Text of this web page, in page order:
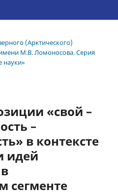
(Арктического)
М.В. Ломоносова. Серия
науки»
«свой –
–
в контексте
идей
сегменте